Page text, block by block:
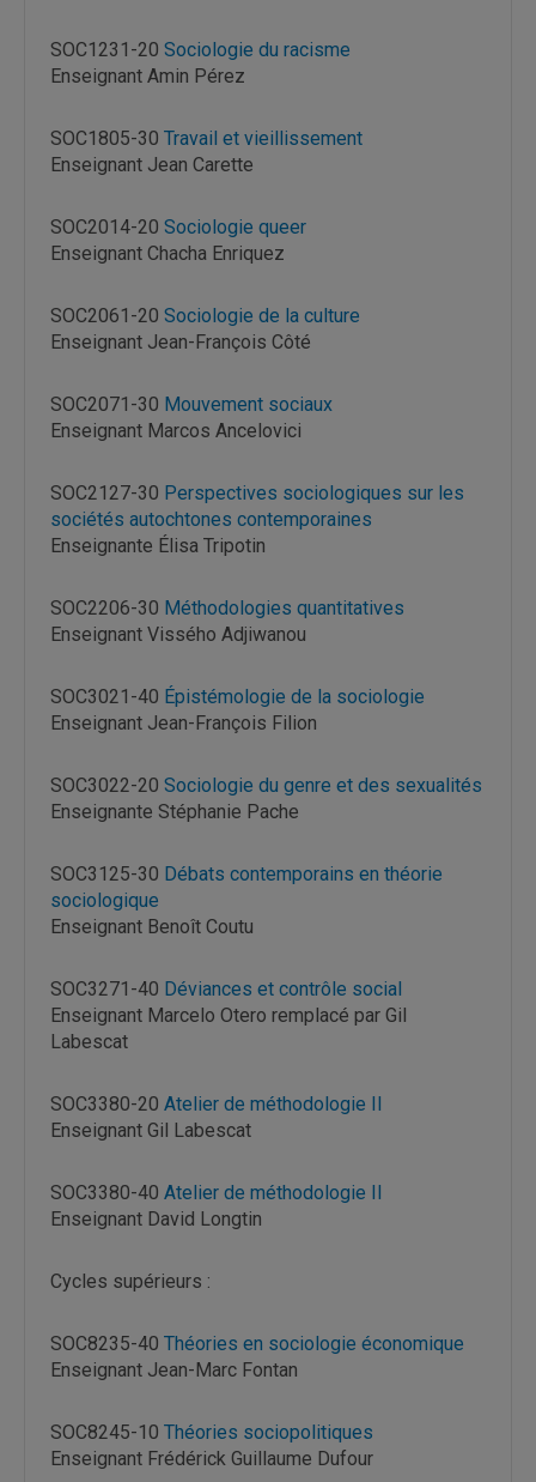
SOC1231-20 Sociologie du racisme
Enseignant Amin Pérez
SOC1805-30 Travail et vieillissement
Enseignant Jean Carette
SOC2014-20 Sociologie queer
Enseignant Chacha Enriquez
SOC2061-20 Sociologie de la culture
Enseignant Jean-François Côté
SOC2071-30 Mouvement sociaux
Enseignant Marcos Ancelovici
SOC2127-30 Perspectives sociologiques sur les
sociétés autochtones contemporaines
Enseignante Élisa Tripotin
SOC2206-30 Méthodologies quantitatives
Enseignant Vissého Adjiwanou
SOC3021-40 Épistémologie de la sociologie
Enseignant Jean-François Filion
SOC3022-20 Sociologie du genre et des sexualités
Enseignante Stéphanie Pache
SOC3125-30 Débats contemporains en théorie
sociologique
Enseignant Benoît Coutu
SOC3271-40 Déviances et contrôle social
Enseignant Marcelo Otero remplacé par Gil
Labescat
SOC3380-20 Atelier de méthodologie II
Enseignant Gil Labescat
SOC3380-40 Atelier de méthodologie II
Enseignant David Longtin
Cycles supérieurs :
SOC8235-40 Théories en sociologie économique
Enseignant Jean-Marc Fontan
SOC8245-10 Théories sociopolitiques
Enseignant Frédérick Guillaume Dufour